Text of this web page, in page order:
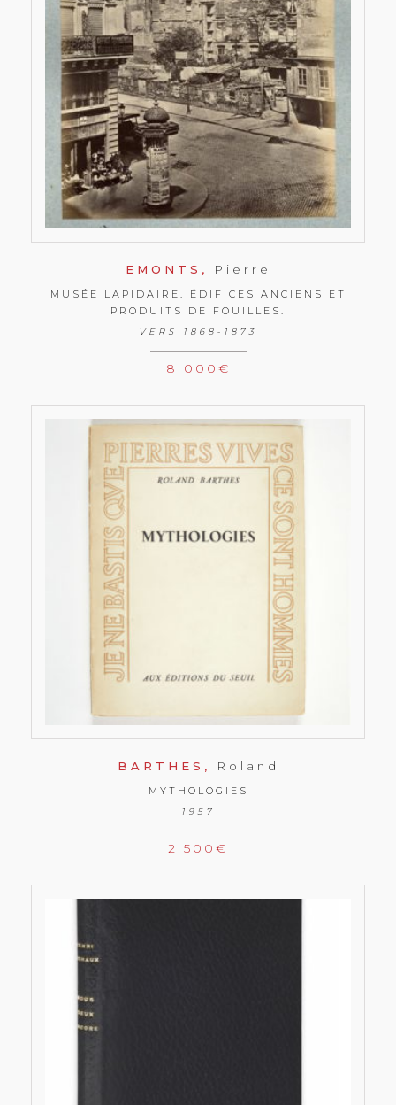
EMONTS, Pierre
MUSÉE LAPIDAIRE. ÉDIFICES ANCIENS ET
PRODUITS DE FOUILLES.
VERS 1868-1873
8 000 €
BARTHES, Roland
MYTHOLOGIES
1957
2 500 €